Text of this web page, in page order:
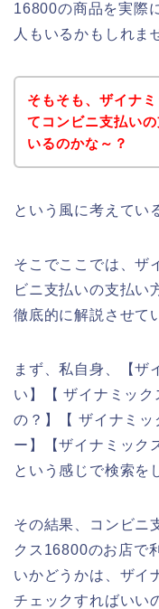
16800の商品を実際
人もいるかもしれま
そもそも、ザイナ
てコンビニ支払い
いるのかな～？
という風に考えてい
そこでここでは、ザ
ビニ支払いの支払い
徹底的に解説させて
まず、私自身、【ザ
い】【 ザイナミッ
の？】【 ザイナミ
ー】【ザイナミック
という感じで検索を
その結果、コンビニ
クス16800のお店で
いかどうかは、ザイ
チェックすればいい